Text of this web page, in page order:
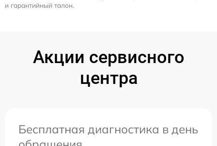
и гарантийный талон.
Акции сервисного
центра
Бесплатная диагностика в день